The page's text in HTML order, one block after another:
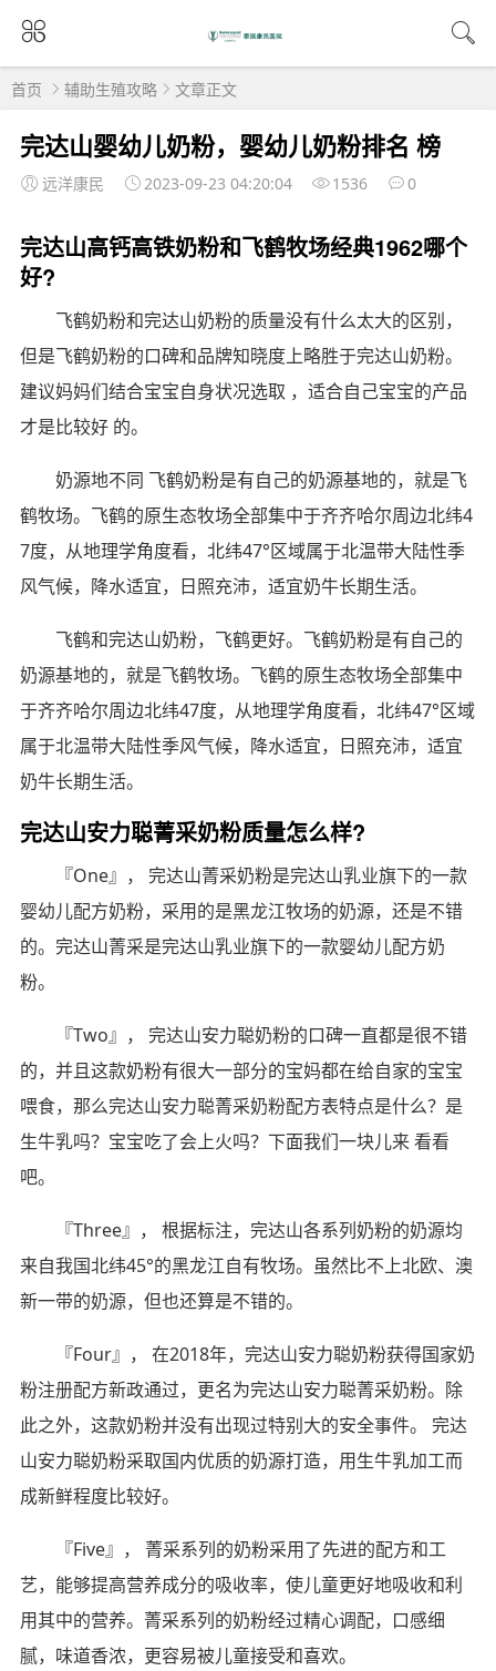
首页 辅助生殖攻略 文章正文
完达山婴幼儿奶粉，婴幼儿奶粉排名 榜
远洋康民 2023-09-23 04:20:04 1536 0
完达山高钙高铁奶粉和飞鹤牧场经典1962哪个
好?
飞鹤奶粉和完达山奶粉的质量没有什么太大的区别，
但是飞鹤奶粉的口碑和品牌知晓度上略胜于完达山奶粉。
建议妈妈们结合宝宝自身状况选取 ，适合自己宝宝的产品
才是比较好 的。
奶源地不同 飞鹤奶粉是有自己的奶源基地的，就是飞
鹤牧场。飞鹤的原生态牧场全部集中于齐齐哈尔周边北纬4
7度，从地理学角度看，北纬47°区域属于北温带大陆性季
风气候，降水适宜，日照充沛，适宜奶牛长期生活。
飞鹤和完达山奶粉，飞鹤更好。飞鹤奶粉是有自己的
奶源基地的，就是飞鹤牧场。飞鹤的原生态牧场全部集中
于齐齐哈尔周边北纬47度，从地理学角度看，北纬47°区域
属于北温带大陆性季风气候，降水适宜，日照充沛，适宜
奶牛长期生活。
完达山安力聪菁采奶粉质量怎么样?
『One』， 完达山菁采奶粉是完达山乳业旗下的一款
婴幼儿配方奶粉，采用的是黑龙江牧场的奶源，还是不错
的。完达山菁采是完达山乳业旗下的一款婴幼儿配方奶
粉。
『Two』， 完达山安力聪奶粉的口碑一直都是很不错
的，并且这款奶粉有很大一部分的宝妈都在给自家的宝宝
喂食，那么完达山安力聪菁采奶粉配方表特点是什么？是
生牛乳吗？宝宝吃了会上火吗？下面我们一块儿来 看看
吧。
『Three』， 根据标注，完达山各系列奶粉的奶源均
来自我国北纬45°的黑龙江自有牧场。虽然比不上北欧、澳
新一带的奶源，但也还算是不错的。
『Four』， 在2018年，完达山安力聪奶粉获得国家奶
粉注册配方新政通过，更名为完达山安力聪菁采奶粉。除
此之外，这款奶粉并没有出现过特别大的安全事件。 完达
山安力聪奶粉采取国内优质的奶源打造，用生牛乳加工而
成新鲜程度比较好。
『Five』， 菁采系列的奶粉采用了先进的配方和工
艺，能够提高营养成分的吸收率，使儿童更好地吸收和利
用其中的营养。菁采系列的奶粉经过精心调配，口感细
腻，味道香浓，更容易被儿童接受和喜欢。